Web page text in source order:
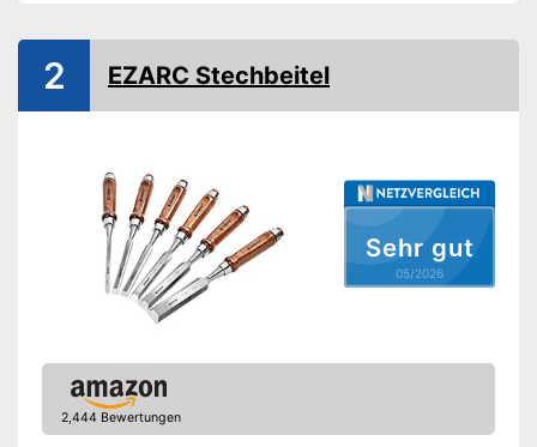
Sehr gut
05/2026
2 EZARC Stechbeitel
2,444 Bewertungen